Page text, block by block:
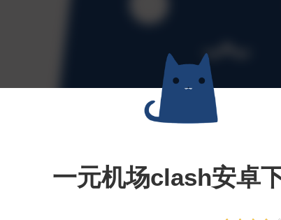
一元机场clash安卓